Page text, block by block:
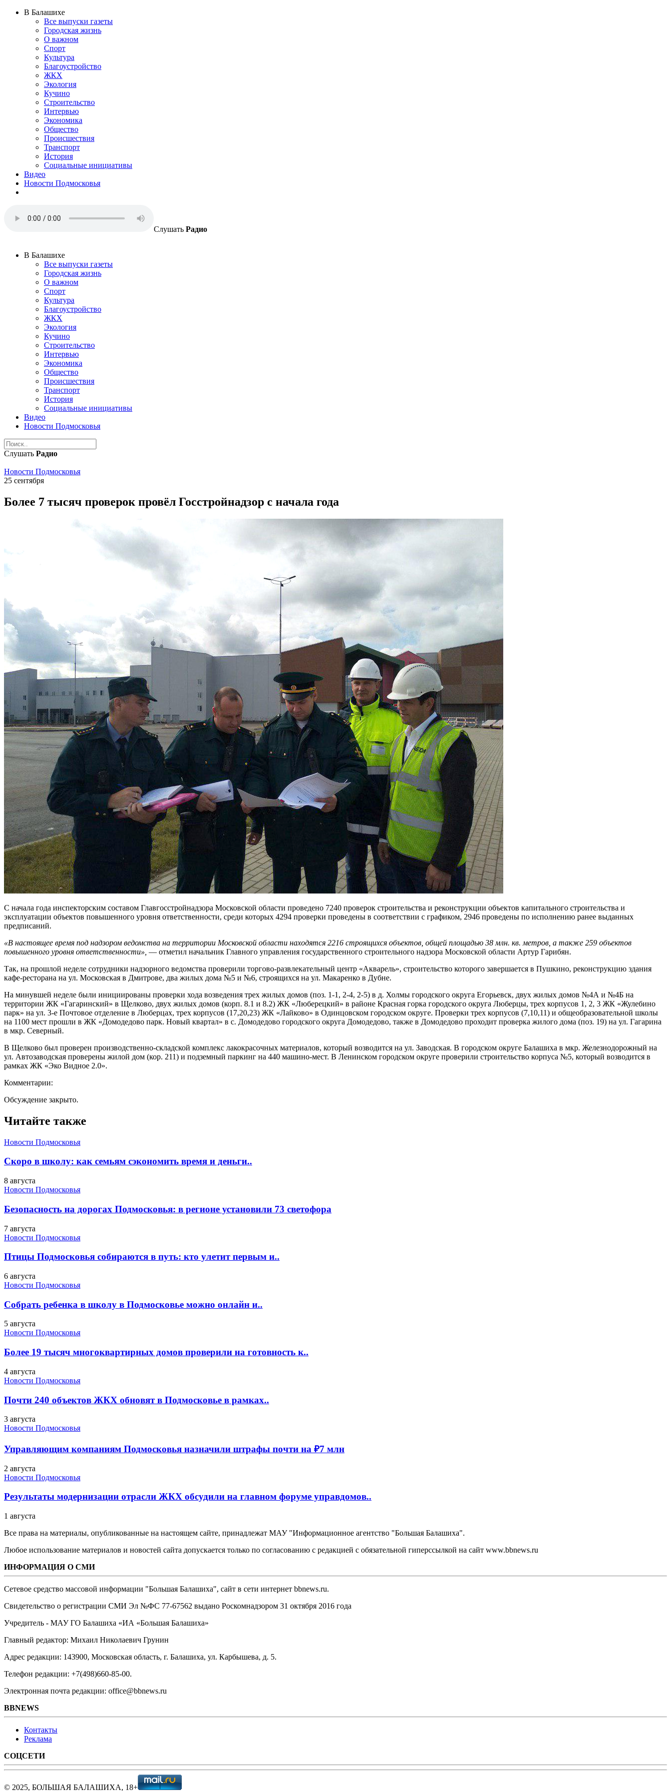
В Балашихе
Все выпуски газеты
Городская жизнь
О важном
Спорт
Культура
Благоустройство
ЖКХ
Экология
Кучино
Строительство
Интервью
Экономика
Общество
Происшествия
Транспорт
История
Социальные инициативы
Видео
Новости Подмосковья
Слушать Радио
В Балашихе
Все выпуски газеты
Городская жизнь
О важном
Спорт
Культура
Благоустройство
ЖКХ
Экология
Кучино
Строительство
Интервью
Экономика
Общество
Происшествия
Транспорт
История
Социальные инициативы
Видео
Новости Подмосковья
Слушать Радио
Новости Подмосковья
25 сентября
Более 7 тысяч проверок провёл Госстройнадзор с начала года
С начала года инспекторским составом Главгосстройнадзора Московской области проведено 7240 проверок строительства и реконструкции объектов капитального строительства и
эксплуатации объектов повышенного уровня ответственности, среди которых 4294 проверки проведены в соответствии с графиком, 2946 проведены по исполнению ранее выданных
предписаний.
«В настоящее время под надзором ведомства на территории Московской области находятся 2216 строящихся объектов, общей площадью 38 млн. кв. метров, а также 259 объектов
повышенного уровня ответственности», — отметил начальник Главного управления государственного строительного надзора Московской области Артур Гарибян.
Так, на прошлой неделе сотрудники надзорного ведомства проверили торгово-развлекательный центр «Акварель», строительство которого завершается в Пушкино, реконструкцию здания
кафе-ресторана на ул. Московская в Дмитрове, два жилых дома №5 и №6, строящихся на ул. Макаренко в Дубне.
На минувшей неделе были инициированы проверки хода возведения трех жилых домов (поз. 1-1, 2-4, 2-5) в д. Холмы городского округа Егорьевск, двух жилых домов №4А и №4Б на
территории ЖК «Гагаринский» в Щелково, двух жилых домов (корп. 8.1 и 8.2) ЖК «Люберецкий» в районе Красная горка городского округа Люберцы, трех корпусов 1, 2, 3 ЖК «Жулебино
парк» на ул. 3-е Почтовое отделение в Люберцах, трех корпусов (17,20,23) ЖК «Лайково» в Одинцовском городском округе. Проверки трех корпусов (7,10,11) и общеобразовательной школы
на 1100 мест прошли в ЖК «Домодедово парк. Новый квартал» в с. Домодедово городского округа Домодедово, также в Домодедово проходит проверка жилого дома (поз. 19) на ул. Гагарина
в мкр. Северный.
В Щелково был проверен производственно-складской комплекс лакокрасочных материалов, который возводится на ул. Заводская. В городском округе Балашиха в мкр. Железнодорожный на
ул. Автозаводская проверены жилой дом (кор. 211) и подземный паркинг на 440 машино-мест. В Ленинском городском округе проверили строительство корпуса №5, который возводится в
рамках ЖК «Эко Видное 2.0».
Комментарии:
Обсуждение закрыто.
Читайте также
Новости Подмосковья
Скоро в школу: как семьям сэкономить время и деньги..
8 августа
Новости Подмосковья
Безопасность на дорогах Подмосковья: в регионе установили 73 светофора
7 августа
Новости Подмосковья
Птицы Подмосковья собираются в путь: кто улетит первым и..
6 августа
Новости Подмосковья
Собрать ребенка в школу в Подмосковье можно онлайн и..
5 августа
Новости Подмосковья
Более 19 тысяч многоквартирных домов проверили на готовность к..
4 августа
Новости Подмосковья
Почти 240 объектов ЖКХ обновят в Подмосковье в рамках..
3 августа
Новости Подмосковья
Управляющим компаниям Подмосковья назначили штрафы почти на ₽7 млн
2 августа
Новости Подмосковья
Результаты модернизации отрасли ЖКХ обсудили на главном форуме управдомов..
1 августа
Все права на материалы, опубликованные на настоящем сайте, принадлежат МАУ "Информационное агентство "Большая Балашиха".
Любое использование материалов и новостей сайта допускается только по согласованию с редакцией с обязательной гиперссылкой на сайт www.bbnews.ru
ИНФОРМАЦИЯ О СМИ
Сетевое средство массовой информации "Большая Балашиха", сайт в сети интернет bbnews.ru.
Свидетельство о регистрации СМИ Эл №ФС ‎77-67562 выдано Роскомнадзором 31 октября 2016 года
Учредитель - МАУ ГО Балашиха «ИА «Большая Балашиха»
Главный редактор: Михаил Николаевич Грунин
Адрес редакции: 143900, Московская область, г. Балашиха, ул. Карбышева, д. 5.
Телефон редакции: +7(498)660-85-00.
Электронная почта редакции: office@bbnews.ru
BBNEWS
Контакты
Реклама
СОЦСЕТИ
© 2025, БОЛЬШАЯ БАЛАШИХА, 18+